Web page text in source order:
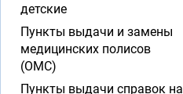
детские
Пункты выдачи и замены
медицинских полисов
(ОМС)
Пункты выдачи справок на